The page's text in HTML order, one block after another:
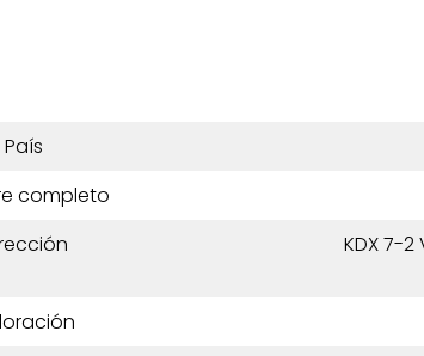
País
completo
KDX 7-